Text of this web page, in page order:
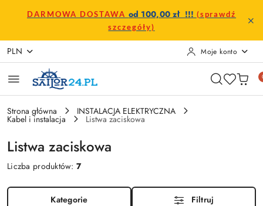
Przejdź do treści głównej
Przejdź do wyszukiwarki
Przejdź do moje konto
Przejdź do menu głównego
Przejdź do stopki
DARMOWA DOSTAWA od 100,00 zł !!! (sprawdź
szczegóły)
PLN Moje konto
Strona główna INSTALACJA ELEKTRYCZNA
Kabel i instalacja Listwa zaciskowa
Listwa zaciskowa
Liczba produktów:7
Kategorie Filtruj